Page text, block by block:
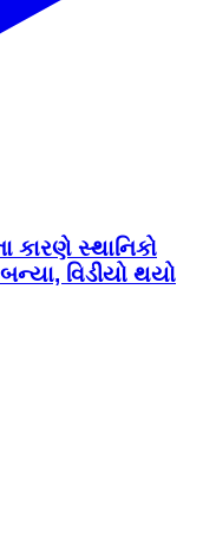
કારણે સ્થાનિકો
વિડીયો થયો